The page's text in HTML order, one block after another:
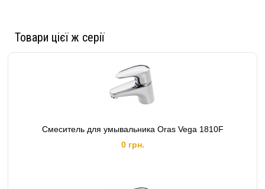
Товари цієї ж серії
Смеситель для умывальника Oras Vega 1810F
0 грн.